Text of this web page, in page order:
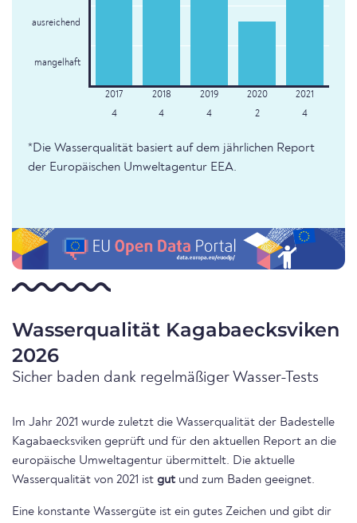
ausreichend
mangelhaft
4 4 4 2 4
*Die Wasserqualität basiert auf dem jährlichen Report
der Europäischen Umweltagentur EEA.
Wasserqualität Kagabaecksviken
2026
Sicher baden dank regelmäßiger Wasser-Tests
Im Jahr 2021 wurde zuletzt die Wasserqualität der Badestelle
Kagabaecksviken geprüft und für den aktuellen Report an die
europäische Umweltagentur übermittelt. Die aktuelle
Wasserqualität von 2021 ist gut und zum Baden geeignet.
Eine konstante Wassergüte ist ein gutes Zeichen und gibt dir